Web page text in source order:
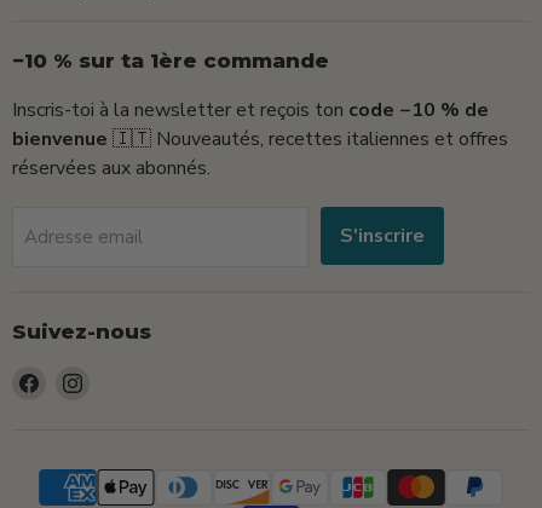
−10 % sur ta 1ère commande
Inscris-toi à la newsletter et reçois ton code −10 % de
bienvenue 🇮🇹 Nouveautés, recettes italiennes et offres
réservées aux abonnés.
Adresse email S'inscrire
Suivez-nous
Trouvez-